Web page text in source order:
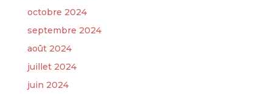
octobre 2024
septembre 2024
août 2024
juillet 2024
juin 2024